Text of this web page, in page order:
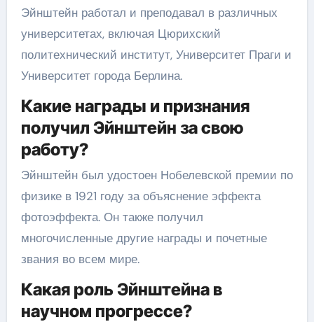
Эйнштейн работал и преподавал в различных
университетах, включая Цюрихский
политехнический институт, Университет Праги и
Университет города Берлина.
Какие награды и признания
получил Эйнштейн за свою
работу?
Эйнштейн был удостоен Нобелевской премии по
физике в 1921 году за объяснение эффекта
фотоэффекта. Он также получил
многочисленные другие награды и почетные
звания во всем мире.
Какая роль Эйнштейна в
научном прогрессе?